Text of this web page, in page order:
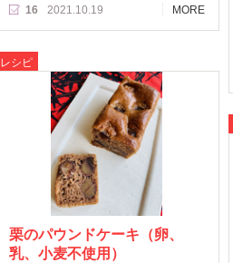
16 2021.10.19 MORE
レシピ
栗のパウンドケーキ（卵、
乳、小麦不使用）